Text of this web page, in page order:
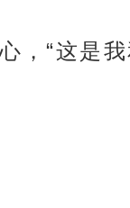
，“这是